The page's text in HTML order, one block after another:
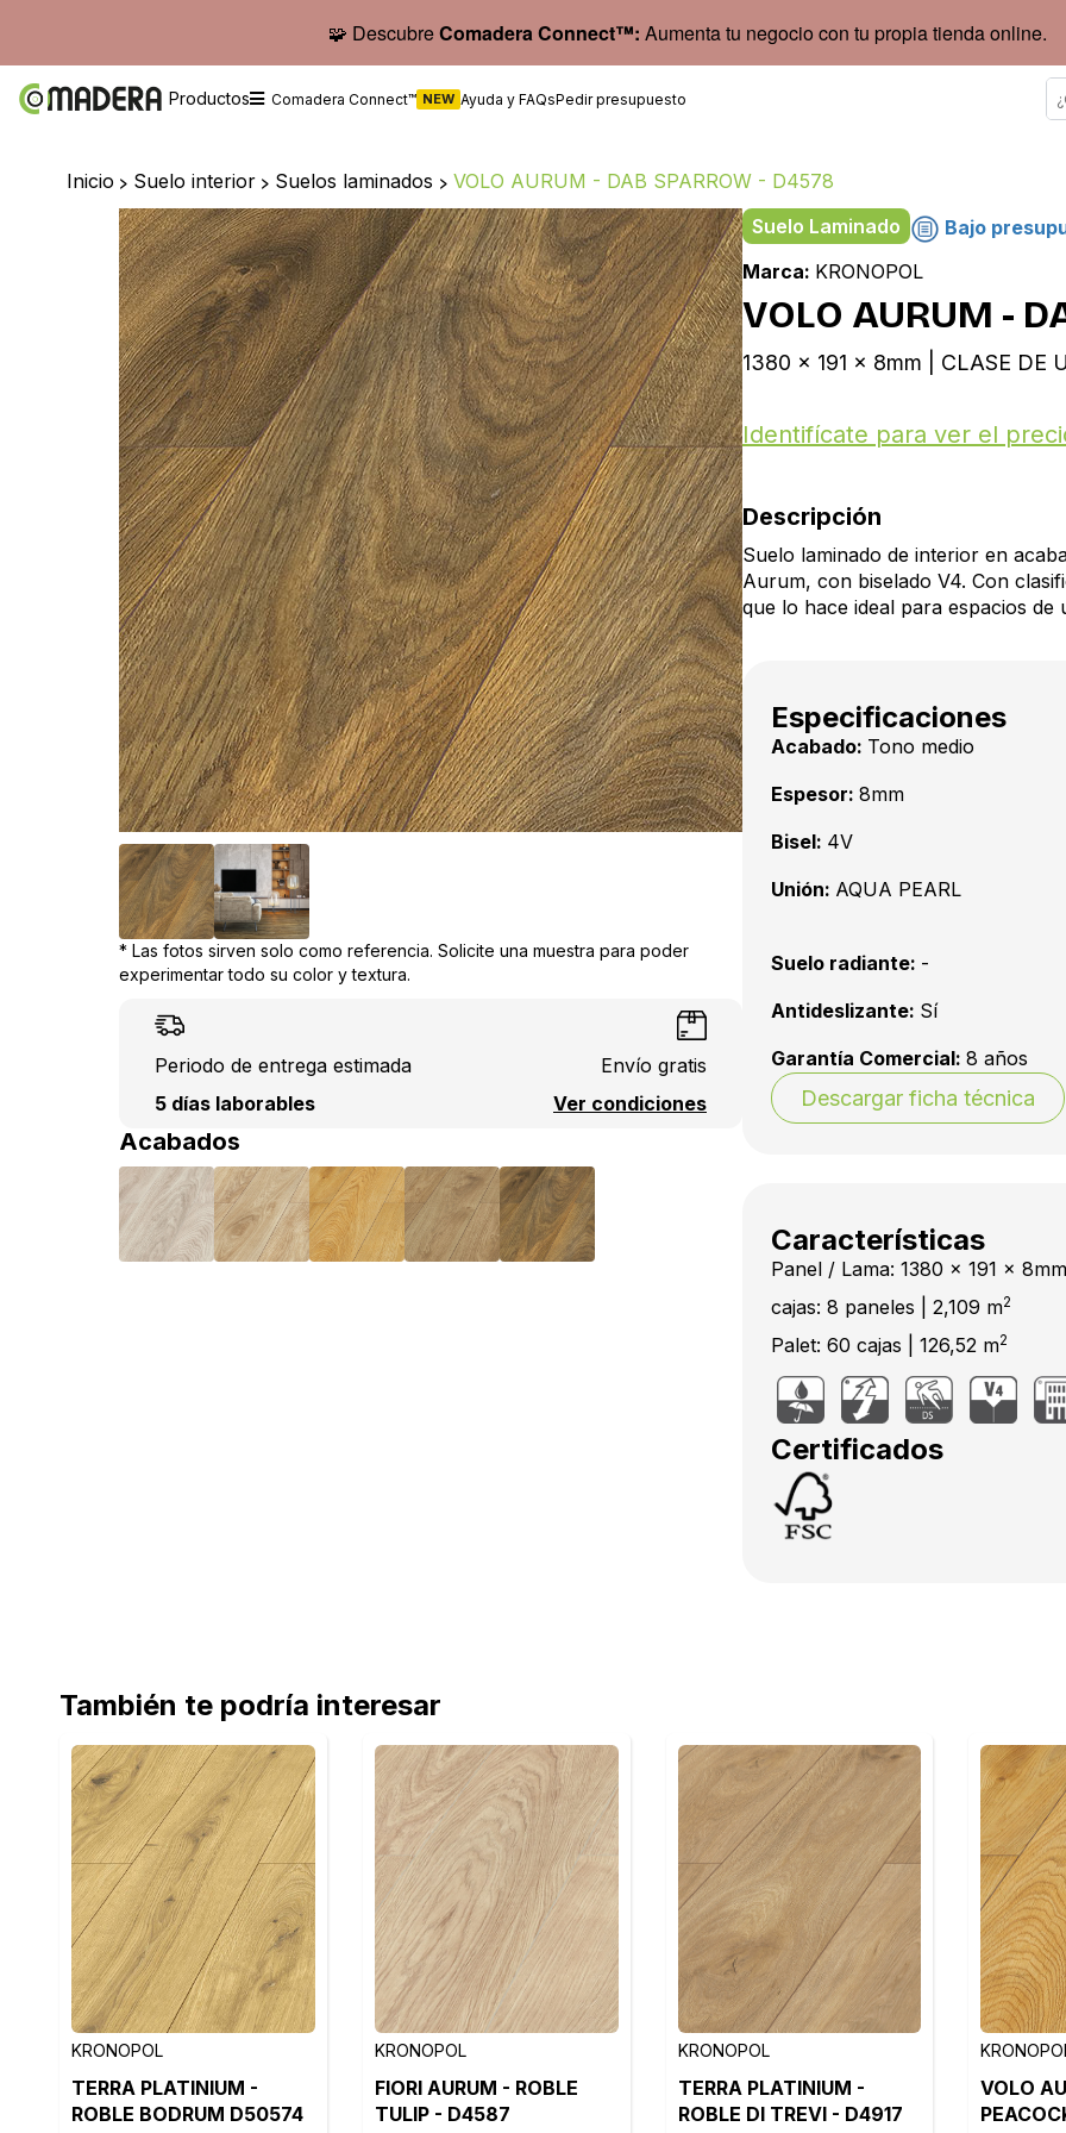
🧩 DescubreComadera Connect™: Aumenta tu negocio con tu propia tienda online.
Productos Comadera Connect™ NEW Ayuda y FAQsPedir presupuesto
Inicio > Suelo interior > Suelos laminados > VOLO AURUM - DAB SPARROW - D4578
* Las fotos sirven solo como referencia. Solicite una muestra para poder
experimentar todo su color y textura.
Periodo de entrega estimada
5 días laborables
Envío gratis
Ver condiciones
Acabados
Suelo Laminado
Bajo
Marca: KRONOPOL
VOLO AURUM -
1380 x 191 x 8mm | CLASE DE
Identifícate para ver el
Descripción
Suelo laminado de interior en
Aurum, con biselado V4. Con
que lo hace ideal para espacios
Especificaciones
Acabado: Tono medio
Espesor: 8mm
Bisel: 4V
Unión: AQUA PEARL
Suelo radiante: -
Antideslizante: Sí
Garantía Comercial: 8 años
Descargar ficha técnica
Características
Panel / Lama: 1380 x 191 x 8mm
cajas: 8 paneles | 2,109 m2
Palet: 60 cajas | 126,52 m2
Certificados
También te podría interesar
KRONOPOL
TERRA PLATINIUM -
ROBLE BODRUM D50574
KRONOPOL
FIORI AURUM - ROBLE
TULIP - D4587
KRONOPOL
TERRA PLATINIUM -
ROBLE DI TREVI - D4917
VOLO